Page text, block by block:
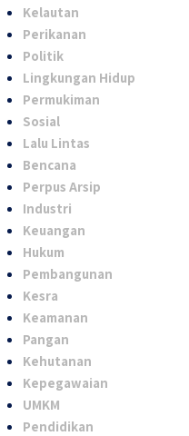
Kelautan
Perikanan
Politik
Lingkungan Hidup
Permukiman
Sosial
Lalu Lintas
Bencana
Perpus Arsip
Industri
Keuangan
Hukum
Pembangunan
Kesra
Keamanan
Pangan
Kehutanan
Kepegawaian
UMKM
Pendidikan